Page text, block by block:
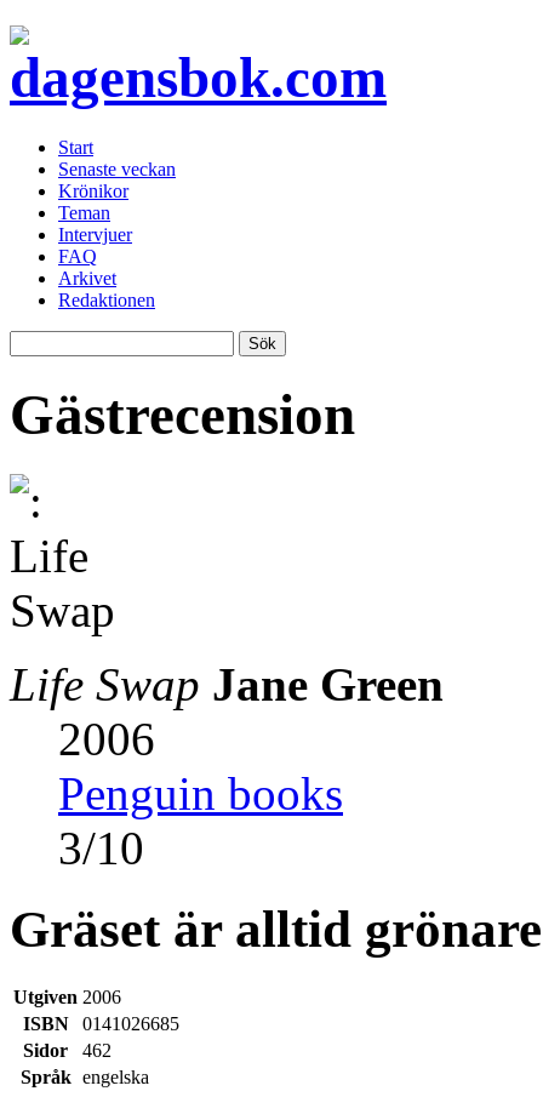
Start
Senaste veckan
Krönikor
Teman
Intervjuer
FAQ
Arkivet
Redaktionen
Gästrecension
Life Swap Jane Green
2006
Penguin books
3/10
Gräset är alltid
Utgiven 2006
ISBN
0141026685
Sidor
462
Språk engelska